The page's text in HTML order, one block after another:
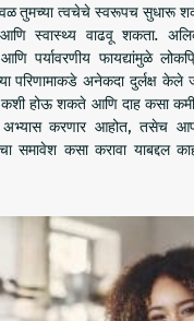
तुमच्या त्वचेचे स्वरूपच सुधारू
स्वास्थ्य वाढवू शकता.
पर्यावरणीय फायद्यांमुळे
परिणामाकडे अनेकदा दुर्लक्ष
होऊ शकते आणि दाह कसा
अभ्यास करणार आहोत, तसेच
समावेश कसा करावा याबद्दल